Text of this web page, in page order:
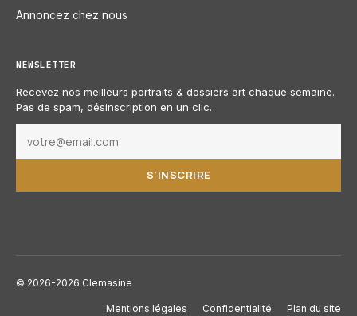
Annoncez chez nous
NEWSLETTER
Recevez nos meilleurs portraits & dossiers art chaque semaine.
Pas de spam, désinscription en un clic.
S'INSCRIRE
© 2026-2026 Clemasine
Mentions légales Confidentialité Plan du site